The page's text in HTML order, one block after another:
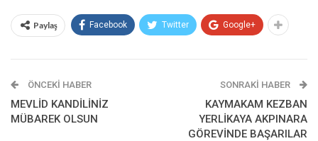
Paylaş Facebook Twitter Google+
ÖNCEKI HABER
MEVLİD KANDİLİNİZ
MÜBAREK OLSUN
SONRAKI HABER
KAYMAKAM KEZBAN
YERLİKAYA AKPINARA
GÖREVİNDE BAŞARILAR